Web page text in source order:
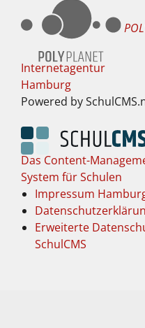
Internetagentur
Hamburg
Powered by
Das Content-
System für Schulen
Impressum
Erweiterte
SchulCMS